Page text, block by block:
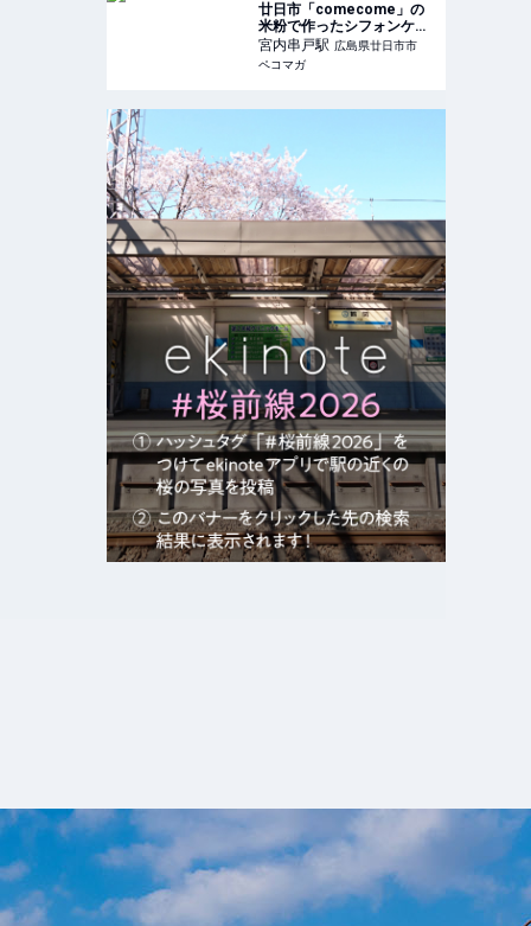
廿日市「comecome」の
米粉で作ったシフォンケー
キがこんなに美味しいなん
て！！
宮内串戸駅 広島県廿日市市
ペコマガ